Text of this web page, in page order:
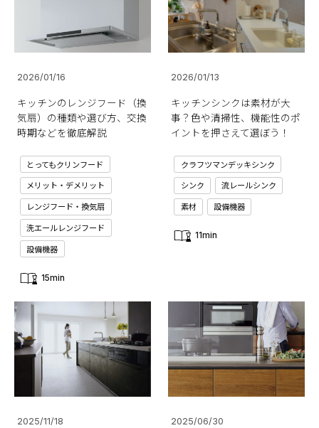
2026/01/16
キッチンのレンジフード（換
気扇）の種類や選び方、交換
時期などを徹底解説
とってもクリンフード
メリット・デメリット
レンジフード・換気扇
洗エールレンジフード
設備機器
15min
2026/01/13
キッチンシンクは素材が大
事？色や清掃性、機能性のポ
イントを押さえて選ぼう！
クラフツマンデッキシンク
シンク
流レールシンク
素材
設備機器
11min
2025/11/18 2025/06/30